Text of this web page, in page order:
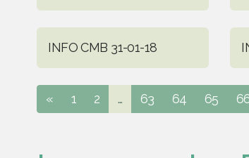
INFO CMB 31-01-18
« 1 2 ... 63 64 65